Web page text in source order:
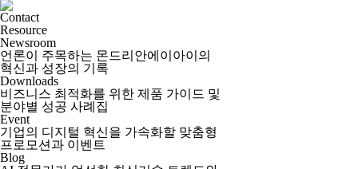
Contact
Resource
Newsroom
언론이 주목하는 몬드리안에이아이의
혁신과 성장의 기록
Downloads
비즈니스 최적화를 위한 제품 가이드 및
분야별 성공 사례집
Event
기업의 디지털 혁신을 가속화할 맞춤형
프로모션과 이벤트
Blog